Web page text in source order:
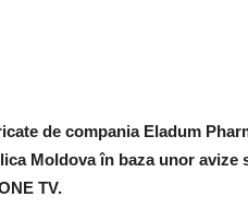
de compania Eladum
Moldova în baza unor avize
TV.